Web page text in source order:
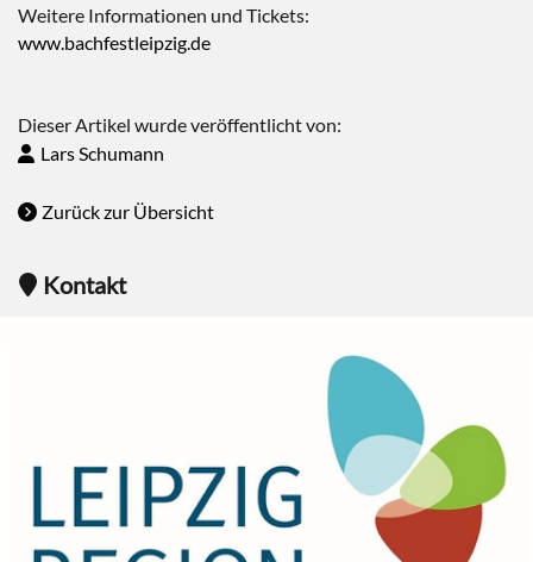
Weitere Informationen und Tickets:
www.bachfestleipzig.de
Dieser Artikel wurde veröffentlicht von:
Lars Schumann
Zurück zur Übersicht
Kontakt